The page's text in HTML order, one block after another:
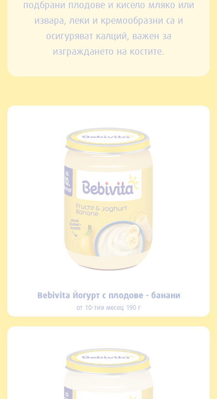
подбрани плодове и кисело мляко или
извара, леки и кремообразни са и
осигуряват калций, важен за
изграждането на костите.
Bebivita Йогурт с плодове - банани
от 10-тия месец 190 г